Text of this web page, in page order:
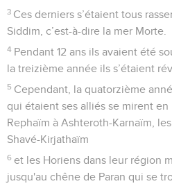
3 Ces derniers s’étaient tous
Siddim, c’est-à-dire la mer Morte.
4 Pendant 12 ans ils avaient été
la treizième année ils s’étaient
5 Cependant, la quatorzième
qui étaient ses alliés se mirent
Rephaïm à Ashteroth-Karnaïm,
Shavé-Kirjathaïm
6 et les Horiens dans leur région
jusqu'au chêne de Paran qui se